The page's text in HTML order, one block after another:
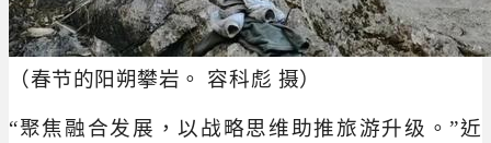
（春节的阳朔攀岩。 容科彪 摄）
“聚焦融合发展，以战略思维助推旅游升级。”近